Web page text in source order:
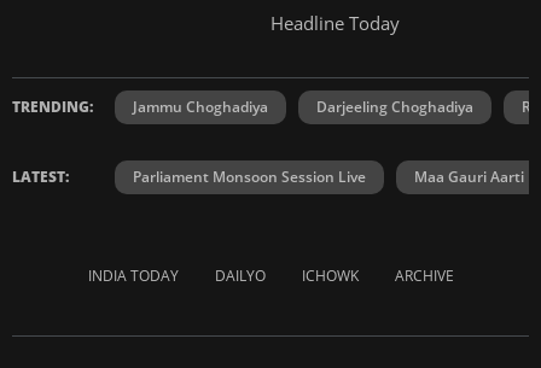
Headline Today
TRENDING: Jammu Choghadiya Darjeeling Choghadiya
LATEST: Parliament Monsoon Session Live Maa Gauri Aarti
INDIA TODAY DAILYO ICHOWK ARCHIVE